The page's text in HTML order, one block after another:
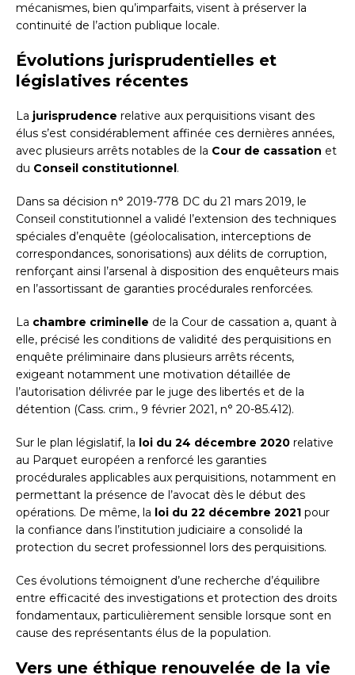
mécanismes, bien qu’imparfaits, visent à préserver la
continuité de l’action publique locale.
Évolutions jurisprudentielles et
législatives récentes
La jurisprudence relative aux perquisitions visant des
élus s’est considérablement affinée ces dernières années,
avec plusieurs arrêts notables de la Cour de cassation et
du Conseil constitutionnel.
Dans sa décision n° 2019-778 DC du 21 mars 2019, le
Conseil constitutionnel a validé l’extension des techniques
spéciales d’enquête (géolocalisation, interceptions de
correspondances, sonorisations) aux délits de corruption,
renforçant ainsi l’arsenal à disposition des enquêteurs mais
en l’assortissant de garanties procédurales renforcées.
La chambre criminelle de la Cour de cassation a, quant à
elle, précisé les conditions de validité des perquisitions en
enquête préliminaire dans plusieurs arrêts récents,
exigeant notamment une motivation détaillée de
l’autorisation délivrée par le juge des libertés et de la
détention (Cass. crim., 9 février 2021, n° 20-85.412).
Sur le plan législatif, la loi du 24 décembre 2020 relative
au Parquet européen a renforcé les garanties
procédurales applicables aux perquisitions, notamment en
permettant la présence de l’avocat dès le début des
opérations. De même, la loi du 22 décembre 2021 pour
la confiance dans l’institution judiciaire a consolidé la
protection du secret professionnel lors des perquisitions.
Ces évolutions témoignent d’une recherche d’équilibre
entre efficacité des investigations et protection des droits
fondamentaux, particulièrement sensible lorsque sont en
cause des représentants élus de la population.
Vers une éthique renouvelée de la vie